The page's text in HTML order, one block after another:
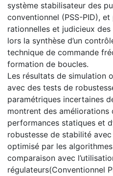
système stabilisateur des
conventionnel (PSS-PID),
rationnelles et judicieux
lors la synthèse d’un
technique de commande
formation de boucles.
Les résultats de simulation
avec des tests de
paramétriques incertaines
montrent des améliorations
performances statiques et
robustesse de stabilité
optimisé par les
comparaison avec
régulateurs(Conventionnel